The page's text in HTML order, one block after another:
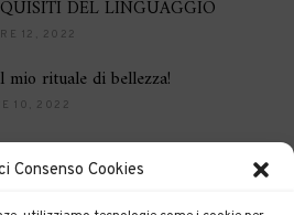
Consenso Cookies
DEL LINGUAGGIO
12, 2022
mio rituale di bellezza!
10, 2022
16, 2021